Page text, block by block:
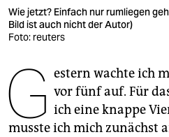
shop
fragen & hilfe
abo
genossenschaft
Wie jetzt? Einfach nur rumliegen
Bild ist auch nicht der Autor)
Foto: reuters
G estern wachte ich
vor fünf auf. Für
ich eine knappe
musste ich mich zunächst